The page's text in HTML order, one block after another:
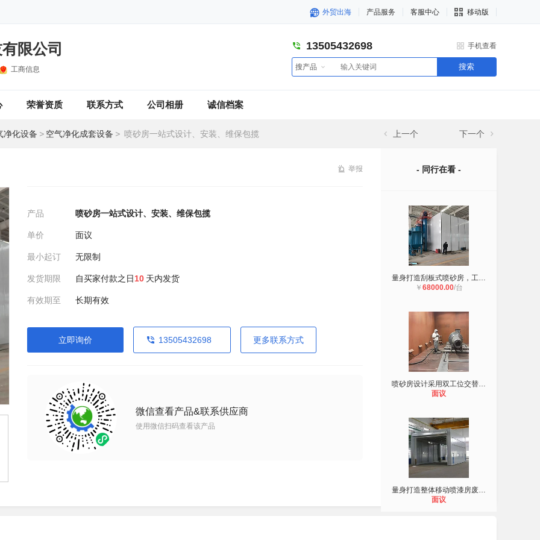
外贸出海 产品服务 客服中心 移动版
限公司
工商信息
13505432698 手机查看
搜产品 搜索
荣誉资质 联系方式 公司相册 诚信档案
净化设备 > 空气净化成套设备 > 喷砂房一站式设计、安装、维保包揽 上一个 下一个
举报
产品 喷砂房一站式设计、安装、维保包揽
单价 面议
最小起订 无限制
发货期限 自买家付款之日10 天内发货
有效期至 长期有效
立即询价 13505432698 更多联系方式
微信查看产品&联系供应商
使用微信扫码查看该产品
- 同行在看 -
量身打造刮板式喷砂房，工况再特殊，
￥ 68000.00/台
喷砂房设计采用双工位交替作业模式
面议
量身打造整体移动喷漆房废气达标排放
面议